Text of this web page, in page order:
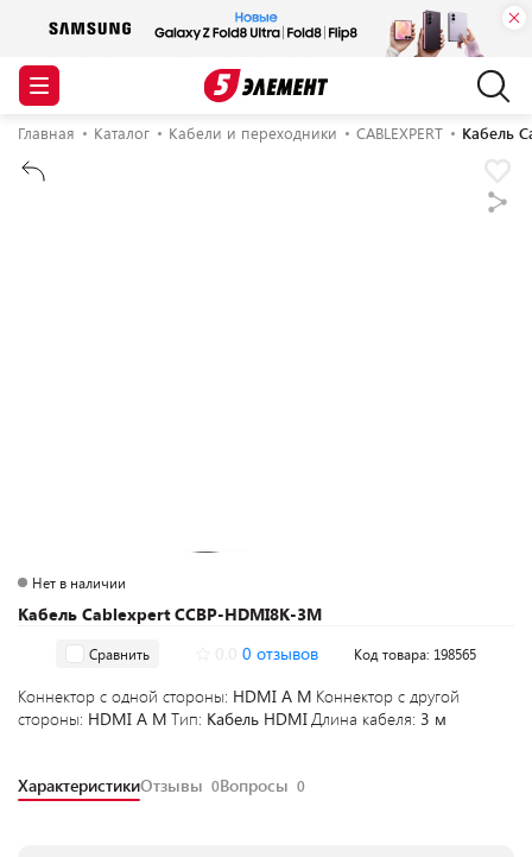
Главная Каталог Кабели и переходники CABLEXPERT Кабель
Кабель Cablexpert CCBP-HDMI8K-3M
Нет в наличии
Сравнить 0 отзывов Код товара: 198565
Коннектор с одной стороны: HDMI A M Коннектор с другой
стороны: HDMI A M Тип: Кабель HDMIДлина кабеля: 3 м
ХарактеристикиОтзывы 0Вопросы 0